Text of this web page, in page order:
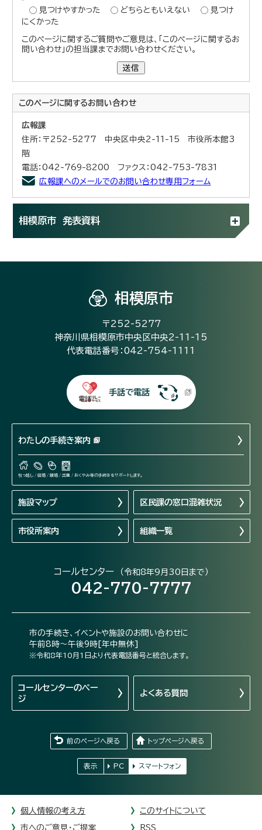
見つけやすかった
どちらともいえない
見つけ
にくかった
このページに関するご質問やご意見は、「このページに関するお
問い合わせ」の担当課までお問い合わせください。
送信
このページに関するお問い合わせ
広報課
住所：〒252-5277 中央区中央2-11-15 市役所本館3
階
電話：042-769-8200 ファクス：042-753-7831
広報課へのメールでのお問い合わせ専用フォーム
相模原市 発表資料
相模原市
〒252-5277
神奈川県相模原市中央区中央2-11-15
代表電話番号：042-754-1111
手話で電話
わたしの手続き案内
引っ越し / 結婚 / 離婚 / 出産 / おくやみ等の手続きをサポートします。
施設マップ 区民課の窓口混雑状況
市役所案内 組織一覧
コールセンター （令和8年9月30日まで）
042-770-7777
市の手続き、イベントや施設のお問い合わせに
午前8時～午後9時[年中無休]
※令和8年10月1日より代表電話番号と統合します。
コールセンターのペー
ジ
よくある質問
前のページへ戻る トップページへ戻る
表示 PC スマートフォン
個人情報の考え方 このサイトについて
市へのご意見・ご提案 RSS